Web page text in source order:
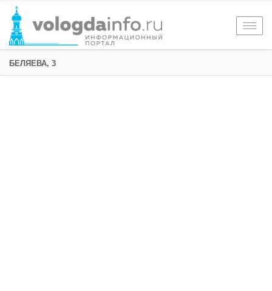
БЕЛЯЕВА, 3